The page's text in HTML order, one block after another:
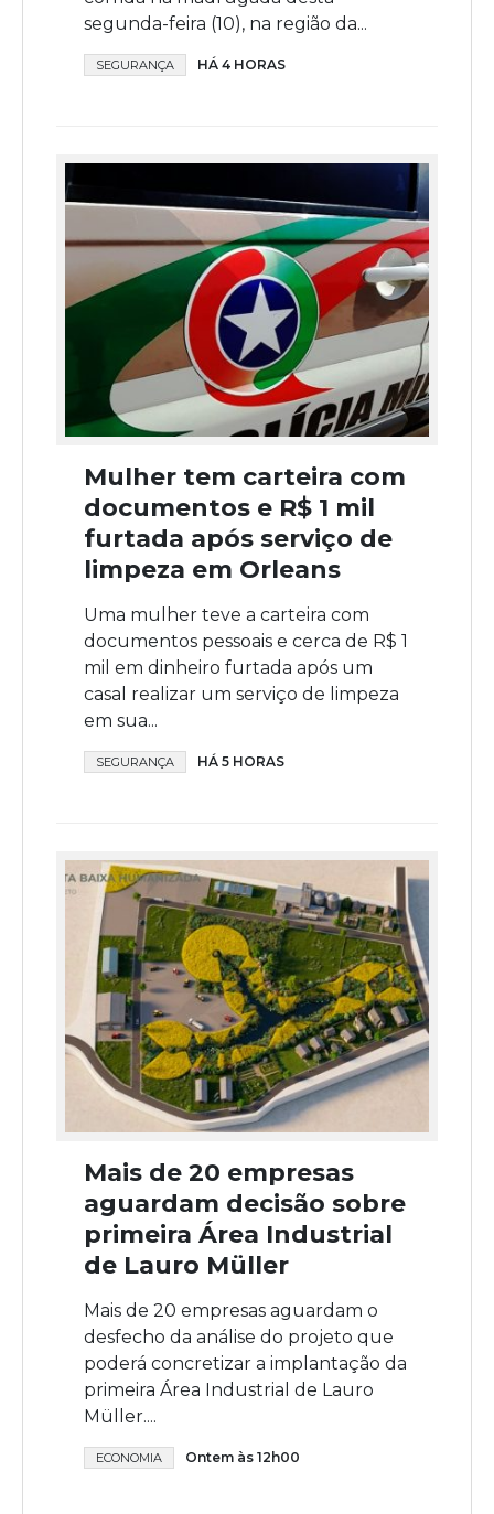
segunda-feira (10), na região da...
SEGURANÇA HÁ 4 HORAS
Mulher tem carteira com
documentos e R$ 1 mil
furtada após serviço de
limpeza em Orleans
Uma mulher teve a carteira com
documentos pessoais e cerca de R$ 1
mil em dinheiro furtada após um
casal realizar um serviço de limpeza
em sua...
SEGURANÇA HÁ 5 HORAS
Mais de 20 empresas
aguardam decisão sobre
primeira Área Industrial
de Lauro Müller
Mais de 20 empresas aguardam o
desfecho da análise do projeto que
poderá concretizar a implantação da
primeira Área Industrial de Lauro
Müller....
ECONOMIA Ontem às 12h00